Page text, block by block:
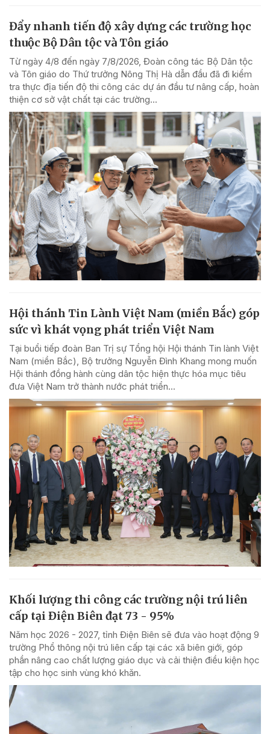
Đẩy nhanh tiến độ xây dựng các trường học
thuộc Bộ Dân tộc và Tôn giáo
Từ ngày 4/8 đến ngày 7/8/2026, Đoàn công tác Bộ Dân tộc
và Tôn giáo do Thứ trưởng Nông Thị Hà dẫn đầu đã đi kiểm
tra thực địa tiến độ thi công các dự án đầu tư nâng cấp, hoàn
thiện cơ sở vật chất tại các trường...
Hội thánh Tin Lành Việt Nam (miền Bắc) góp
sức vì khát vọng phát triển Việt Nam
Tại buổi tiếp đoàn Ban Trị sự Tổng hội Hội thánh Tin lành Việt
Nam (miền Bắc), Bộ trưởng Nguyễn Đình Khang mong muốn
Hội thánh đồng hành cùng dân tộc hiện thực hóa mục tiêu
đưa Việt Nam trở thành nước phát triển...
Khối lượng thi công các trường nội trú liên
cấp tại Điện Biên đạt 73 - 95%
Năm học 2026 - 2027, tỉnh Điện Biên sẽ đưa vào hoạt động 9
trường Phổ thông nội trú liên cấp tại các xã biên giới, góp
phần nâng cao chất lượng giáo dục và cải thiện điều kiện học
tập cho học sinh vùng khó khăn.